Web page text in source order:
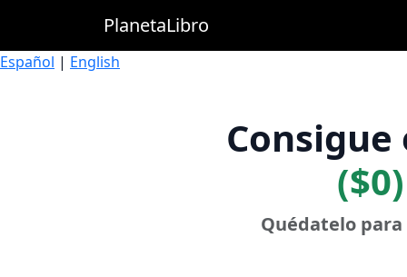
PlanetaLibro
Español | English
($0)
Quédatelo